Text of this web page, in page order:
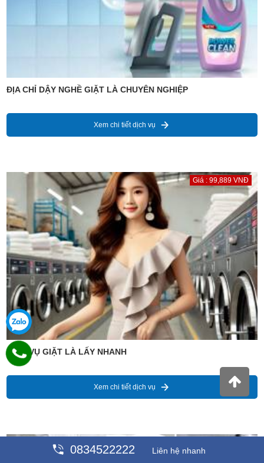
ĐỊA CHỈ DẬY NGHỀ GIẶT LÀ CHUYÊN NGHIỆP
Xem chi tiết dịch vụ
Giá : 99,889 VNĐ
DỊCH VỤ GIẶT LÀ LẤY NHANH
Xem chi tiết dịch vụ
0834522222 Liên hệ nhanh